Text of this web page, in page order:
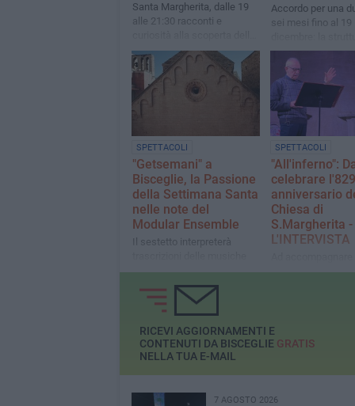
Santa Margherita, dalle 19
alle 21:30 racconti e
chiesa medievale
biscegliese
Accordo per una
sei mesi fino al 19
aperta tutti i giorni,
totale di 35 ore
Critiche dall'ex
SPETTACOLI
"Getsemani" a
Bisceglie, la Passione
della Settimana Santa
nelle note del
Modular Ensemble
Il sestetto interpreterà
per banda di Michele
Pagano e Basilio
Giandonato
SPETTACOLI
"All'inferno":
celebrare
anniversario
Chiesa di
S.Margherita -
L'INTERVISTA
Ad
lettura l'attore
RICEVI AGGIORNAMENTI E
CONTENUTI DA BISCEGLIE GRATIS
NELLA TUA E-MAIL
7 AGOSTO 2026